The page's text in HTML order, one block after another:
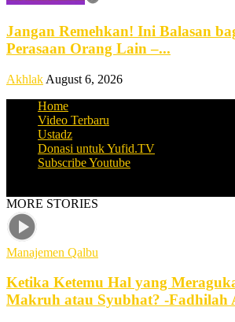
Jangan Remehkan! Ini Balasan
Perasaan Orang Lain –...
Akhlak August 6, 2026
Home
Video Terbaru
Ustadz
Donasi untuk Yufid.TV
Subscribe Youtube
MORE STORIES
Manajemen Qalbu
Ketika Ketemu Hal yang
Makruh atau Syubhat? -Fadhilah